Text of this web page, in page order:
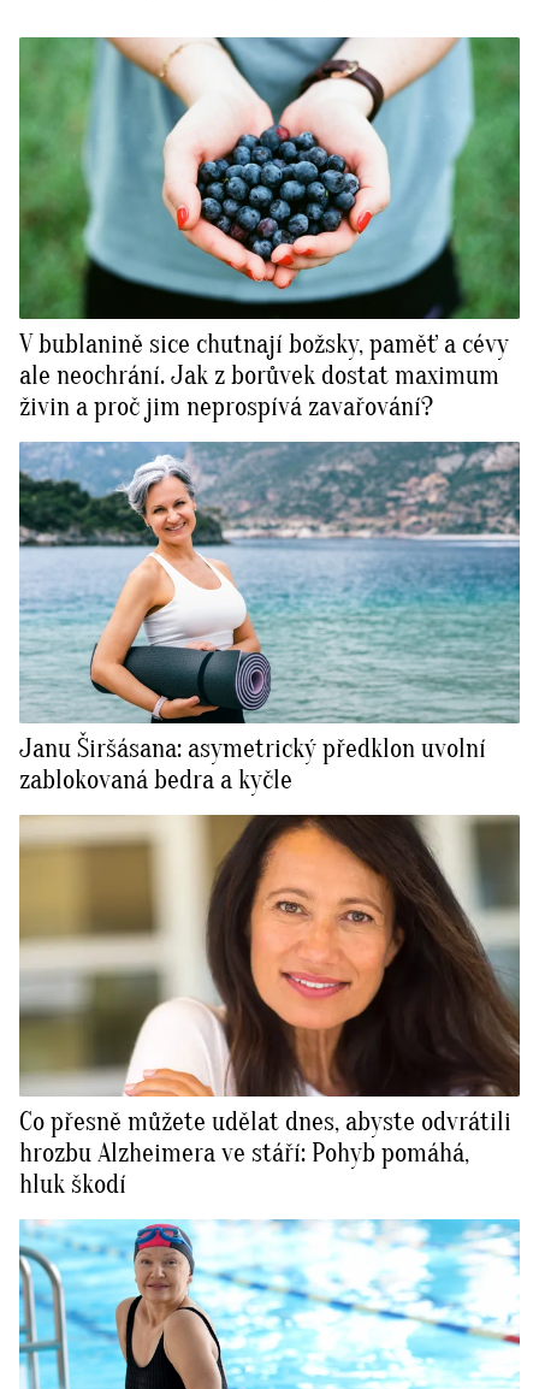
V bublanině sice chutnají božsky, paměť a cévy
ale neochrání. Jak z borůvek dostat maximum
živin a proč jim neprospívá zavařování?
Janu Širšásana: asymetrický předklon uvolní
zablokovaná bedra a kyčle
Co přesně můžete udělat dnes, abyste odvrátili
hrozbu Alzheimera ve stáří: Pohyb pomáhá,
hluk škodí